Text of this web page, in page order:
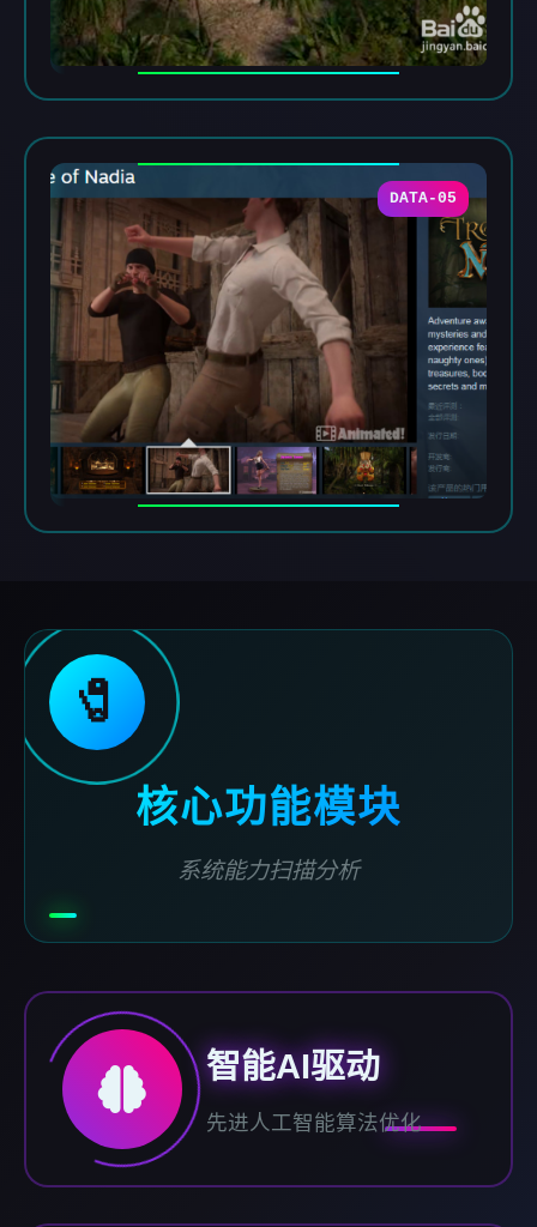
DATA-05
🧷
核心功能模块
系统能力扫描分析
智能AI驱动
先进人工智能算法优化